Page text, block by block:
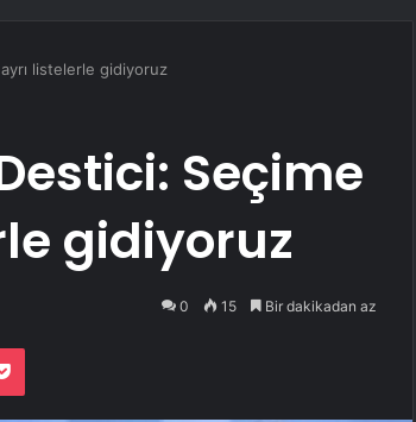
listelerle gidiyoruz
Seçime
gidiyoruz
0 15 Bir dakikadan az
Pocket